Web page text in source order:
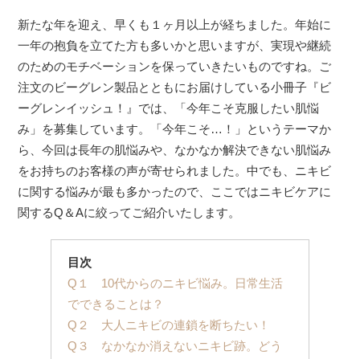
新たな年を迎え、早くも１ヶ月以上が経ちました。年始に
一年の抱負を立てた方も多いかと思いますが、実現や継続
のためのモチベーションを保っていきたいものですね。ご
注文のビーグレン製品とともにお届けしている小冊子『ビ
ーグレンイッシュ！』では、「今年こそ克服したい肌悩
み」を募集しています。「今年こそ…！」というテーマか
ら、今回は長年の肌悩みや、なかなか解決できない肌悩み
をお持ちのお客様の声が寄せられました。中でも、ニキビ
に関する悩みが最も多かったので、ここではニキビケアに
関するQ＆Aに絞ってご紹介いたします。
目次
Q１ 10代からのニキビ悩み。日常生活
でできることは？
Q２ 大人ニキビの連鎖を断ちたい！
Q３ なかなか消えないニキビ跡。どう